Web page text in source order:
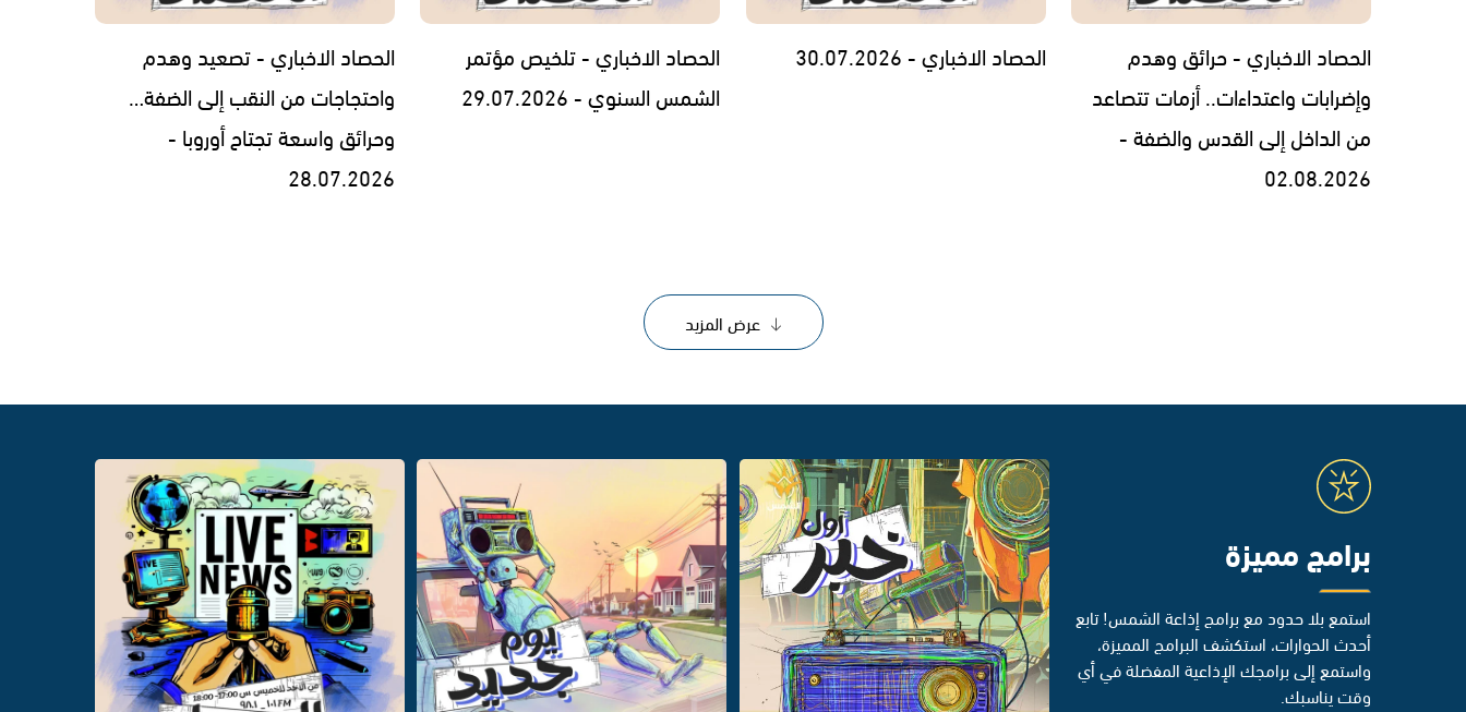
الحصاد الاخباري - حرائق وهدم
وإضرابات واعتداءات.. أزمات تتصاعد
من الداخل إلى القدس والضفة -
02.08.2026
الحصاد الاخباري - 30.07.2026
الحصاد الاخباري - تلخيص مؤتمر
الشمس السنوي - 29.07.2026
الحصاد الاخباري - تصعيد وهدم
واحتجاجات من النقب إلى الضفة…
وحرائق واسعة تجتاح أوروبا -
28.07.2026
عرض المزيد
برامج مميزة
استمع بلا حدود مع برامج إذاعة الشمس! تابع
أحدث الحوارات، استكشف البرامج المميزة،
واستمع إلى برامجك الإذاعية المفضلة في أي
وقت يناسبك.